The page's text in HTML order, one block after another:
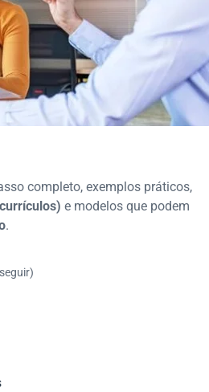
completo, exemplos práticos,
e modelos que podem
.